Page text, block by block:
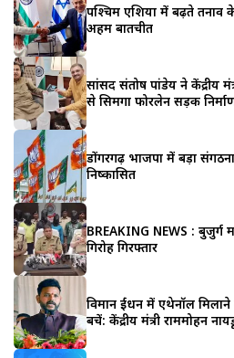
पश्चिम एशिया में बढ़ते तनाव
अहम बातचीत
सांसद संतोष पांडेय ने केंद्रीय
से सिमगा फोरलेन सड़क
डोंगरगढ़ भाजपा में बड़ा
निष्कासित
BREAKING NEWS :
गिरोह गिरफ्तार
विमान ईंधन में एथेनॉल
बचें: केंद्रीय मंत्री राममोहन